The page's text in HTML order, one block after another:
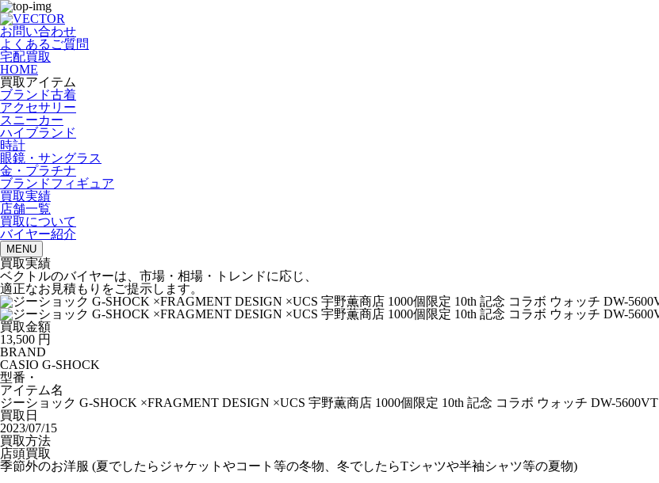
お問い合わせ
よくあるご質問
宅配買取
HOME
買取アイテム
ブランド古着
アクセサリー
スニーカー
ハイブランド
時計
眼鏡・サングラス
金・プラチナ
ブランドフィギュア
買取実績
店舗一覧
買取について
バイヤー紹介
MENU
買取実績
ベクトルのバイヤーは、市場・相場・トレンドに応じ、
適正なお見積もりをご提示します。
買取金額
13,500 円
BRAND
CASIO G-SHOCK
型番・
アイテム名
ジーショック G-SHOCK ×FRAGMENT DESIGN ×UCS 宇野薫商店 1000個限定 10th 記念 コラボ ウォッチ DW-5600VT
買取日
2023/07/15
買取方法
店頭買取
季節外のお洋服 (夏でしたらジャケットやコート等の冬物、冬でしたらTシャツや半袖シャツ等の夏物)